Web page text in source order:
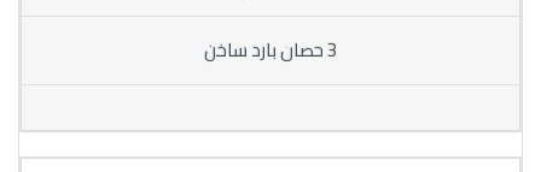
3 حصان بارد ساخن